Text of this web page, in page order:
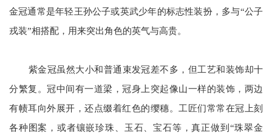
金冠通常是年轻王孙公子或英武少年的标志性装扮，多与“公子
戎装”相搭配，用来突出角色的英气与高贵。
紫金冠虽然大小和普通束发冠差不多，但工艺和装饰却十
分繁复。冠中间有一道梁，冠身上突起像山一样的装饰，两边
有帻耳向外展开，还点缀着红色的缨穗。工匠们常常在冠上刻
各种图案，或者镶嵌珍珠、玉石、宝石等，真正做到“珠翠金